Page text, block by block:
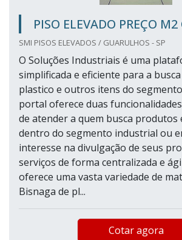
PISO ELEVADO PREÇO
SMI PISOS ELEVADOS / GUARULHOS - SP
O Soluções Industriais é uma
simplificada e eficiente para a
plastico e outros itens do
portal oferece duas
de atender a quem busca produtos
dentro do segmento industrial ou
interesse na divulgação de seus
serviços de forma centralizada e
oferece uma vasta variedade de
Bisnaga de pl...
Cotar agora